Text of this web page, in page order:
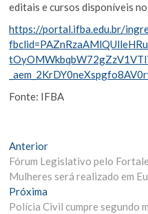
editais e cursos disponíveis
https://portal.ifba.edu.br/
Fonte: IFBA
Navegação
de
Post
AnteriorMatéria
Anterior:
Fórum Legislativo pelo
Mulheres será realizado em
Próxima
Materia:
Polícia Civil cumpre segundo